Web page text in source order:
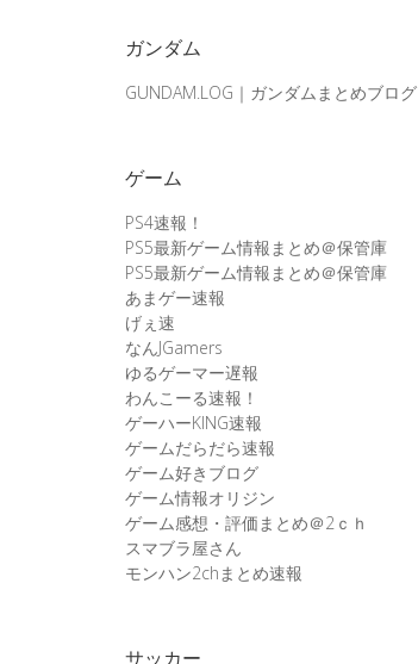
ガンダム
GUNDAM.LOG｜ガンダムまとめブログ
ゲーム
PS4速報！
PS5最新ゲーム情報まとめ＠保管庫
PS5最新ゲーム情報まとめ＠保管庫
あまゲー速報
げぇ速
なんJGamers
ゆるゲーマー遅報
わんこーる速報！
ゲーハーKING速報
ゲームだらだら速報
ゲーム好きブログ
ゲーム情報オリジン
ゲーム感想・評価まとめ＠2ｃｈ
スマブラ屋さん
モンハン2chまとめ速報
サッカー